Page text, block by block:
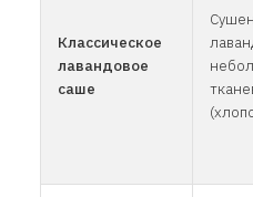
Классическое
лавандовое
саше